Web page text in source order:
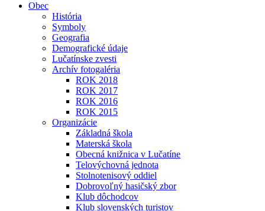
Obec
História
Symboly
Geografia
Demografické údaje
Lučatínske zvesti
Archív fotogaléria
ROK 2018
ROK 2017
ROK 2016
ROK 2015
Organizácie
Základná škola
Materská škola
Obecná knižnica v Lučatíne
Telovýchovná jednota
Stolnotenisový oddiel
Dobrovoľný hasičský zbor
Klub dôchodcov
Klub slovenských turistov